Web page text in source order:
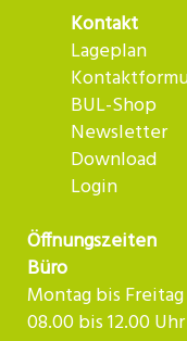
Kontakt
Lageplan
BUL-Shop
Newsletter
Download
Login
Öffnungszeiten
Büro
Montag bis Freitag
08.00 bis 12.00